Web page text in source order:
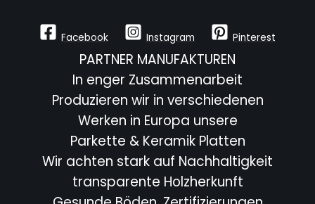
Facebook Instagram Pinterest
PARTNER MANUFAKTUREN
In enger Zusammenarbeit
Produzieren wir in verschiedenen
Werken in Europa unsere
Parkette & Keramik Platten
Wir achten stark auf Nachhaltigkeit
transparente Holzherkunft